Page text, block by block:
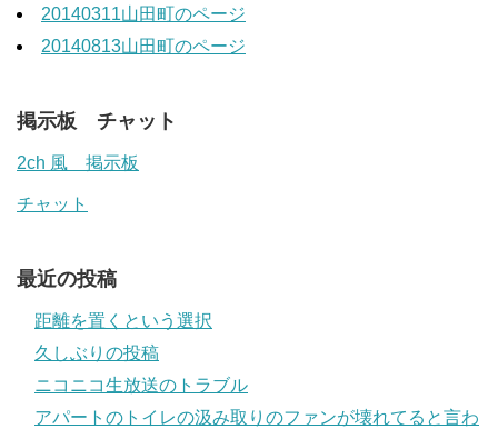
20140311山田町のページ
20140813山田町のページ
掲示板 チャット
2ch 風 掲示板
チャット
最近の投稿
距離を置くという選択
久しぶりの投稿
ニコニコ生放送のトラブル
アパートのトイレの汲み取りのファンが壊れてると言わ